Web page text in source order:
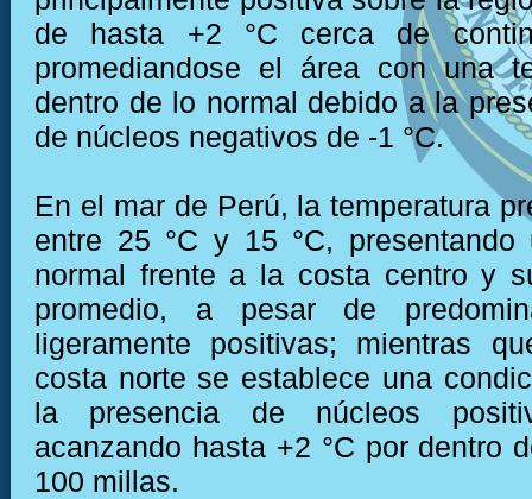
de hasta +2 °C cerca de
promediandose el área con una
dentro de lo normal debido a la
de núcleos negativos de -1 °C.
En el mar de Perú, la temperatura
entre 25 °C y 15 °C, presentando
normal frente a la costa centro y
promedio, a pesar de
ligeramente positivas; mientras
costa norte se establece una
la presencia de núcleos
acanzando hasta +2 °C por dentro
100 millas.